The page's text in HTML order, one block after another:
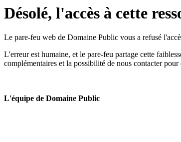
Désolé, l'accès à cette
Le pare-feu web de Domaine Public vous a refusé
L'erreur est humaine, et le pare-feu partage cette
complémentaires et la possibilité de nous contacter
L'équipe de Domaine Public